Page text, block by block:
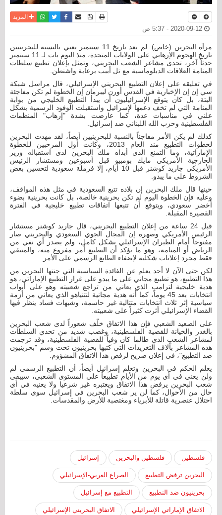
نسخة للطباعة
حفظ الموضوع
أرسل الى صديق
فيسبوكتويترواتسابالمزيد
مرآة البحرين (خاص): لم يعد تاريخ 11 سبتمبر يعني بالنسبة للبحرينيين
تاريخ الهجوم الإرهابي على الولايات المتحدة، منذ اليوم بات لـ 11 سبتمبر
حدثاً آخر، تحدى مشاعر الشعب البحريني، وتمثل بإعلان تطبيع سلطات
المنامة العلاقات الدبلوماسية مع تل أبيب برعاية واشنطن.
في تعليقه على إعلان التطبيع البحريني الإسرائيلي، قال مراسل شبكة
سي إن إن الإخبارية في القدس أورن ليبرمان إن الخطوة لم تكن مفاجئة
البتة، بل كان يتوقع الإسرائيليون أن يبدأ التطبيع الخليجي من بوابة
المنامة التي لم تخف دعمها لإسرائيل واستقبلت الوفود الرسمية بشكل
علني في مناسبات عدة، كما عارضت بشدة "إرهاب" المنظمات
الفلسطينية وحزب الله اللبناني ضد إسرائيل.
كذلك لم يكن الأمر مفاجئاً بالنسبة للبحرينيين أيضاً، لقد مهدت البحرين
لخطوات التطبيع منذ العام 2013، وكانت أول المرحبين للخطوة
الإماراتية، وما التمنع الذي أبداه ملك البحرين لدى استقباله وزير
الخارجية الأمريكي مايك بومبيو قبل أسبوعين ومستشار الرئيس
الأمريكي جاريد كوشنر قبل 10 أيام، إلا فرملة سعودية لتحسين بعض
الشروط على ما يبدو.
حينها قال ملك البحرين إن بلاده تتبع السعودية في مثل هذه المواقف،
وعليه فإن الخطوة اليوم لم تكن بحرينية خالصة، بل كانت بحرينية بضوء
أخضر سعودي، ويتوقع أن تتبعها اتفاقات تطبيع خليجية في الفترة
القصيرة المقبلة.
قبل 24 ساعة من إعلان التطبيع البحريني، قال جاريد كوشنر مستشار
الرئيس الأمريكي وصهره إن المجال الجوي السعودي والبحريني صار
مفتوحاً أمام الطيران الإسرائيلي بشكل كامل، ولم يصدر أي نفي من
الرياض أو المنامة، وهو ما يؤكد أن التطبيع أمر مفروغ منه، والمتبقي
فقط مجرد إعلانات شكلية لإضفاء الطابع الرسمي على الأمر.
لكن حتى الآن لا أحد يعلم عن الفائدة السياسية التي جنتها البحرين من
هذا التطبيع، هو تطبيع مجاني على ما يبدو على غرار التطبيع الإماراتي، هو
هدية خليجية لترامب الذي يعاني من تراجع شعبيته وهو على أبواب
انتخابات بعد 45 يوماً، كما أنه هدية مجانية لنتنياهو الذي يعاني من أزمة
سياسية إثر ثلاث انتخابات متتالية غير حاسمة، وشبهات فساد ينظر فيها
القضاء الإسرائيلي أثرت كثيراً على شعبيته.
على الصعيد الشعبي فإن هذا الاتفاق خلّف شعوراً لدى شعب البحرين
بالغدر والخيانة للقضية الفلسطينية، وغضب شديد من تحدي السلطات
لمشاعر الشعب الذي طالما كان وفياً للقضية الفلسطينية، وقد ترجمت
هذه المشاعر بآلاف التغريدات التي كتبها بحرينيون تحت وسم "بحرينيون
ضد التطبيع"، في إعلان صريح لرفض هذا الاتفاق المشؤوم.
يعلم الحكم في البحرين وتعلم إسرائيل أيضاً، أن التطبيع الرسمي لم
ولن يعني في أي يوم من الأيام تطبيعاً على المستوى الشعبي، سيبقى
شعب البحرين يرفض هذا الاتفاق ويعتبره غير شرعيا ولا يعنيه في أي
حال من الأحوال، كما لن ير شعب البحرين في إسرائيل سوى سلطة
احتلال عنصرية قاتلة للأبرياء ومغتصبة للأرض والمقدسات.
فلسطين فلسطين والبحرين إسرائيل
البحرين ترفض التطبيع الصراع العربي-الإسرائيلي
بحرينيون ضد التطبيع التطبيع مع إسرائيل
الاتفاق الإماراتي الإسرائيلي الاتفاق البحريني الإسرائيلي